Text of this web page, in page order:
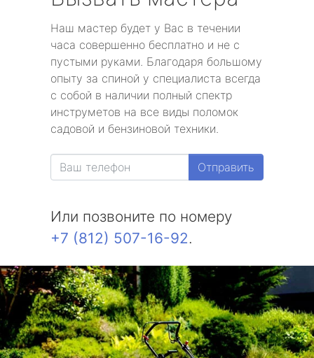
Наш мастер будет у Вас в течении
часа совершенно бесплатно и не с
пустыми руками. Благодаря большому
опыту за спиной у специалиста всегда
с собой в наличии полный спектр
инструметов на все виды поломок
садовой и бензиновой техники.
Отправить
Или позвоните по номеру
+7 (812) 507-16-92.